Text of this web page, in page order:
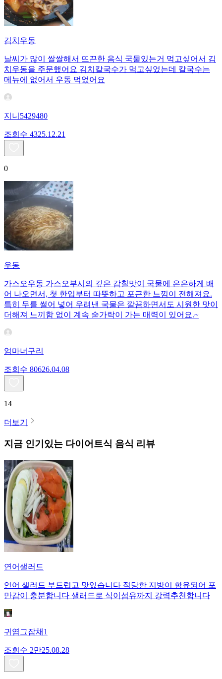
김치우동
날씨가 많이 쌀쌀해서 뜨끈한 음식 국물있는거 먹고싶어서 김
치우동을 주문했어요 김치칼국수가 먹고싶었는데 칼국수는
메뉴에 없어서 우동 먹었어요
지니5429480
조회수 4325.12.21
0
우동
가스오우동 가스오부시의 깊은 감칠맛이 국물에 은은하게 배
어 나오면서, 첫 한입부터 따뜻하고 포근한 느낌이 전해져요.
특히 무를 썰어 넣어 우려낸 국물은 깔끔하면서도 시원한 맛이
더해져 느끼함 없이 계속 숟가락이 가는 매력이 있어요.~
엄마너구리
조회수 80626.04.08
14
더보기
지금 인기있는 다이어트식 음식 리뷰
연어샐러드
연어 샐러드 부드럽고 맛있습니다 적당한 지방이 함유되어 포
만감이 충분합니다 샐러드로 식이섬유까지 강력추천합니다
귀염그잡채1
조회수 2만25.08.28